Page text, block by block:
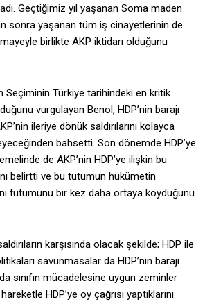
Geçtiğimiz yıl yaşanan Soma maden
sonra yaşanan tüm iş cinayetlerinin de
birlikte AKP iktidarı olduğunu
Seçiminin Türkiye tarihindeki en kritik
vurgulayan Benol, HDP’nin barajı
ileriye dönük saldırılarını kolayca
bahsetti. Son dönemde HDP’ye
de AKP’nin HDP’ye ilişkin bu
belirtti ve bu tutumun hükümetin
tutumunu bir kez daha ortaya koyduğunu
karşısında olacak şekilde; HDP ile
savunmasalar da HDP’nin barajı
sınıfın mücadelesine uygun zeminler
HDP’ye oy çağrısı yaptıklarını